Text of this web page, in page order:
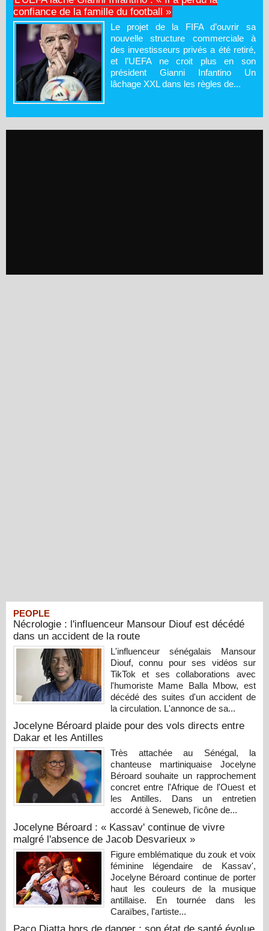
confiance de la famille du football »
Le projet de la FIFA d’ouvrir sa
nouvelle structure commerciale à
des investisseurs privés a été retiré,
et l’UEFA ne croit plus en son
président Gianni Infantino Un
lâchage XXL dans les règles de...
PEOPLE
Nécrologie : l'influenceur Mansour Diouf est décédé
dans un accident de la route
L'influenceur sénégalais Mansour
Diouf, connu pour ses vidéos sur
TikTok et ses collaborations avec
l'humoriste Mame Balla Mbow, est
décédé des suites d'un accident de
la circulation. L'annonce de sa...
Jocelyne Béroard plaide pour des vols directs entre
Dakar et les Antilles
Très attachée au Sénégal, la
chanteuse martiniquaise Jocelyne
Béroard souhaite un rapprochement
concret entre l'Afrique de l'Ouest et
les Antilles. Dans un entretien
accordé à Seneweb, l'icône de...
Jocelyne Béroard : « Kassav' continue de vivre
malgré l'absence de Jacob Desvarieux »
Figure emblématique du zouk et voix
féminine légendaire de Kassav',
Jocelyne Béroard continue de porter
haut les couleurs de la musique
antillaise. En tournée dans les
Caraïbes, l'artiste...